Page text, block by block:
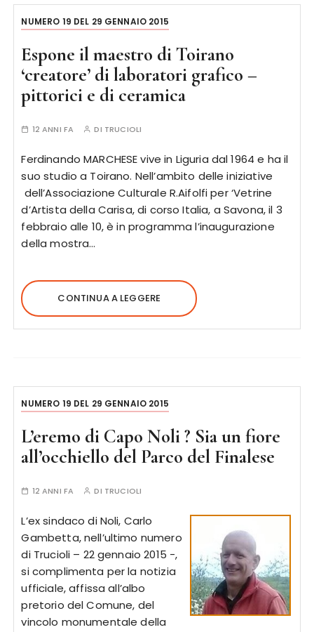
NUMERO 19 DEL 29 GENNAIO 2015
Espone il maestro di Toirano
‘creatore’ di laboratori grafico –
pittorici e di ceramica
12 ANNI FA DI TRUCIOLI
Ferdinando MARCHESE vive in Liguria dal 1964 e ha il
suo studio a Toirano. Nell’ambito delle iniziative
dell’Associazione Culturale R.Aifolfi per ‘Vetrine
d’Artista della Carisa, di corso Italia, a Savona, il 3
febbraio alle 10, è in programma l’inaugurazione
della mostra…
CONTINUA A LEGGERE
NUMERO 19 DEL 29 GENNAIO 2015
L’eremo di Capo Noli ? Sia un fiore
all’occhiello del Parco del Finalese
12 ANNI FA DI TRUCIOLI
L’ex sindaco di Noli, Carlo
Gambetta, nell’ultimo numero
di Trucioli – 22 gennaio 2015 -,
si complimenta per la notizia
ufficiale, affissa all’albo
pretorio del Comune, del
vincolo monumentale della